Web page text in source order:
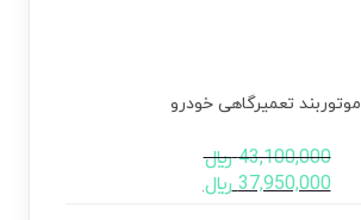
موتوربند تعمیرگاهی خودرو
43,100,000 ﷼
37,950,000 ﷼